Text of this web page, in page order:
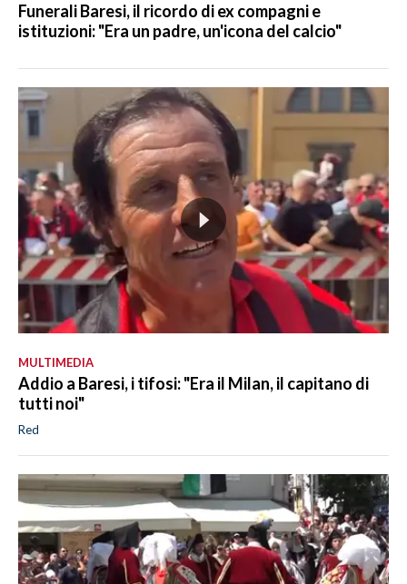
Funerali Baresi, il ricordo di ex compagni e
istituzioni: "Era un padre, un'icona del calcio"
MULTIMEDIA
Addio a Baresi, i tifosi: "Era il Milan, il capitano di
tutti noi"
Red